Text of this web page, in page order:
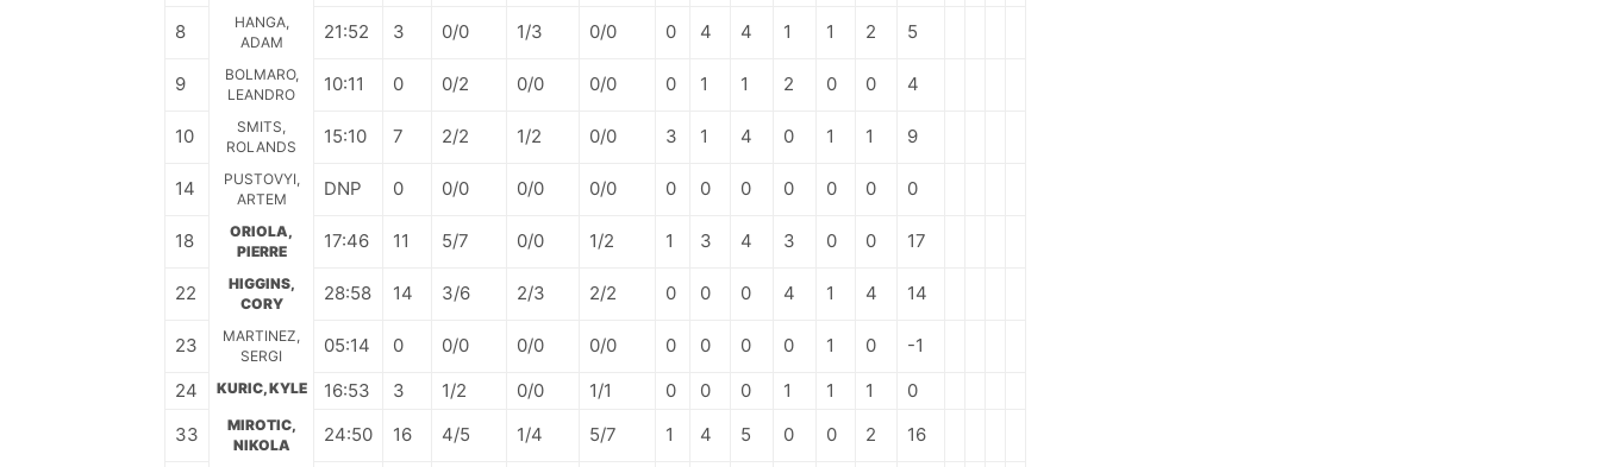
8
HANGA,
ADAM
21:52 3 0/0 1/3 0/0 0 4 4 1 1 2 5
9
BOLMARO,
LEANDRO
10:11 0 0/2 0/0 0/0 0 1 1 2 0 0 4
10
SMITS,
ROLANDS
15:10 7 2/2 1/2 0/0 3 1 4 0 1 1 9
14
PUSTOVYI,
ARTEM
DNP 0 0/0 0/0 0/0 0 0 0 0 0 0 0
18
ORIOLA,
PIERRE
17:46 11 5/7 0/0 1/2 1 3 4 3 0 0 17
22
HIGGINS,
CORY
28:58 14 3/6 2/3 2/2 0 0 0 4 1 4 14
23
MARTINEZ,
SERGI
05:14 0 0/0 0/0 0/0 0 0 0 0 1 0
-1
24
KURIC, KYLE 16:53 3 1/2 0/0 1/1 0 0 0 1 1 1
0
33
MIROTIC,
NIKOLA
24:50 16 4/5 1/4 5/7 1 4 5 0 0 2 16